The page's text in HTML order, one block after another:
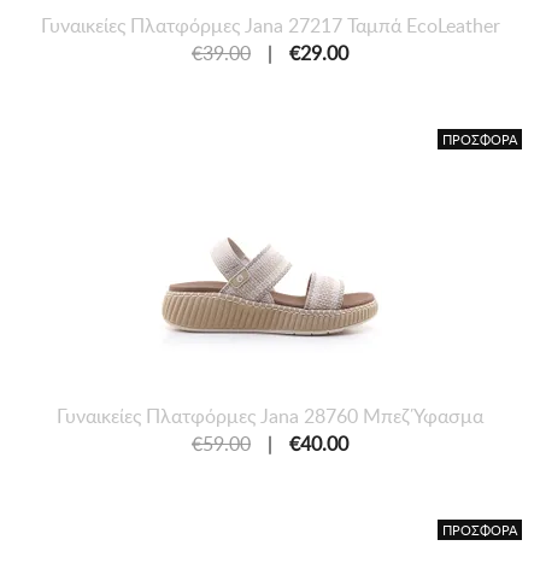
Γυναικείες Πλατφόρμες Jana 27217 Ταμπά EcoLeather
€39.00
| €29.00
ΠΡΟΣΦΟΡΑ
Γυναικείες Πλατφόρμες Jana 28760 Μπεζ Ύφασμα
€59.00
| €40.00
ΠΡΟΣΦΟΡΑ